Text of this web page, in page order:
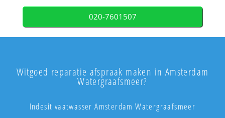
020-7601507
Witgoed reparatie afspraak maken in Amsterdam
Watergraafsmeer?
Indesit vaatwasser Amsterdam Watergraafsmeer